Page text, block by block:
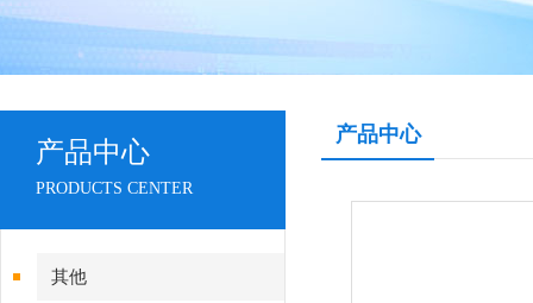
产品中心
PRODUCTS CENTER
其他
产品中心